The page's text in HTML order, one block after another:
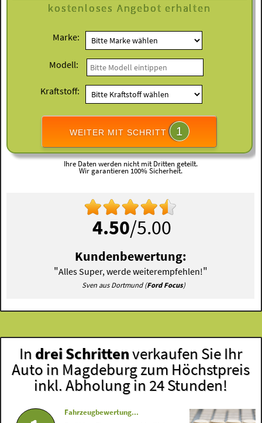
kostenloses Angebot erhalten
Marke:
Modell:
Kraftstoff:
WEITER MIT SCHRITT 1
Ihre Daten werden nicht mit Dritten geteilt.
Wir garantieren 100% Sicherheit.
4.50/5.00
Kundenbewertung:
"Alles Super, werde weiterempfehlen!"
Sven aus Dortmund (Ford Focus)
In drei Schrittenverkaufen Sie Ihr
Auto in Magdeburg zum Höchstpreis
inkl. Abholung in 24 Stunden!
Fahrzeugbewertung...